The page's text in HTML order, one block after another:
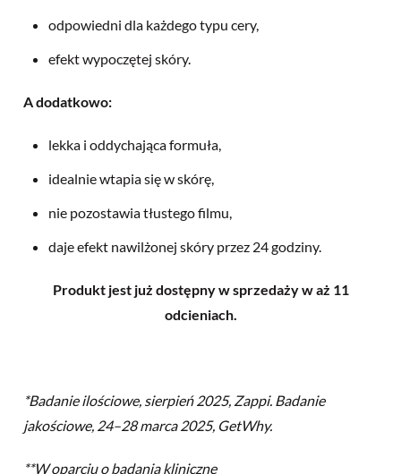
odpowiedni dla każdego typu cery,
efekt wypoczętej skóry.
A dodatkowo:
lekka i oddychająca formuła,
idealnie wtapia się w skórę,
nie pozostawia tłustego filmu,
daje efekt nawilżonej skóry przez 24 godziny.
Produkt jest już dostępny w sprzedaży w aż 11
odcieniach.
*Badanie ilościowe, sierpień 2025, Zappi. Badanie
jakościowe, 24–28 marca 2025, GetWhy.
**W oparciu o badania kliniczne